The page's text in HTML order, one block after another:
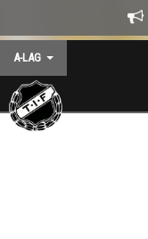
A-LAG
HEM